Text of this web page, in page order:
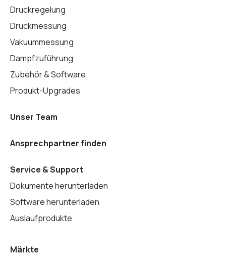
Druckregelung
Druckmessung
Vakuummessung
Dampfzuführung
Zubehör & Software
Produkt-Upgrades
Unser Team
Ansprechpartner finden
Service & Support
Dokumente herunterladen
Software herunterladen
Auslaufprodukte
Märkte